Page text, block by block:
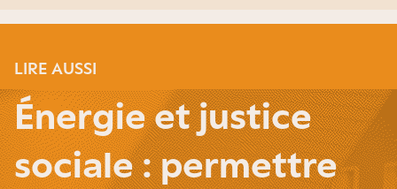
LIRE AUSSI
Énergie et justice
sociale : permettre